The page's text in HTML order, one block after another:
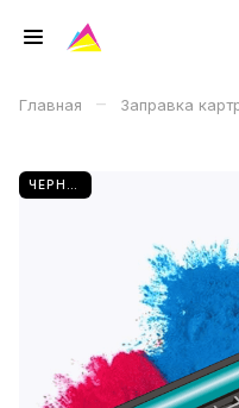
Главная – Заправка